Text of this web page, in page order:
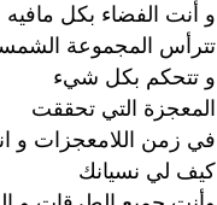
و أنت الفضاء بكل مافيه
تترأس المجموعة
و تتحكم بكل شيء
المعجزة التي تحققت
في زمن اللامعجزات و
كيف لي نسيانك